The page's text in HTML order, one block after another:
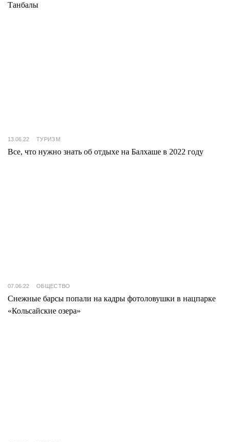
Танбалы
13.06.22 ТУРИЗМ
Все, что нужно знать об отдыхе на Балхаше в 2022 году
07.06.22 ОБЩЕСТВО
Снежные барсы попали на кадры фотоловушки в нацпарке
«Кольсайские озера»